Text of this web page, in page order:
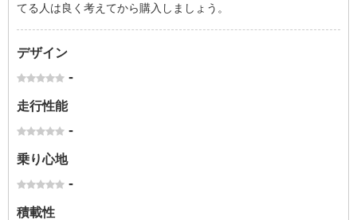
てる人は良く考えてから購入しましょう。
デザイン
-
走行性能
-
乗り心地
-
積載性